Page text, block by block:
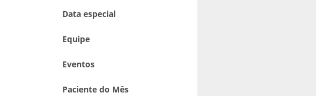
Data especial
Equipe
Eventos
Paciente do Mês